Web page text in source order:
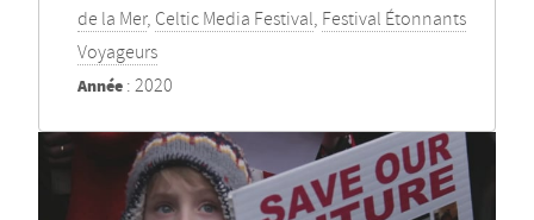
de la Mer, Celtic Media Festival, Festival Étonnants
Voyageurs
Année : 2020